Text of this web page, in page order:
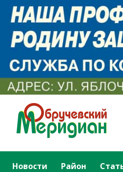
Новости Район